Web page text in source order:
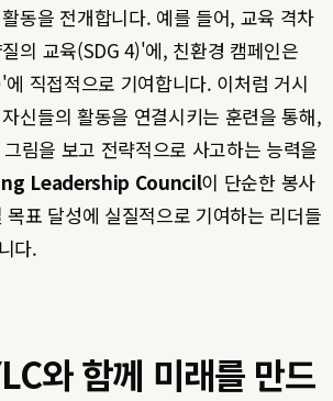
동을 전개합니다. 예를 들어, 교육 격차
의 교육(SDG 4)'에, 친환경 캠페인은
직접적으로 기여합니다. 이처럼 거시
신들의 활동을 연결시키는 훈련을 통해,
림을 보고 전략적으로 사고하는 능력을
Leadership Council이 단순한 봉사
표 달성에 실질적으로 기여하는 리더들
다.
와 함께 미래를 만드